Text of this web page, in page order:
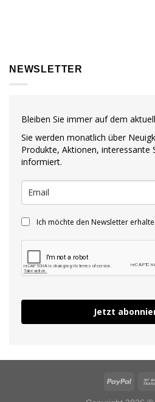
NEWSLETTER
Bleiben Sie immer auf dem
Sie werden monatlich über
Produkte, Aktionen, interessante
informiert.
Ich möchte den Newsletter
Jetzt